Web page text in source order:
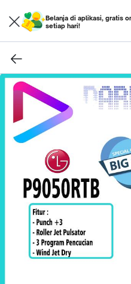
Belanja di aplikasi, gratis
setiap hari!